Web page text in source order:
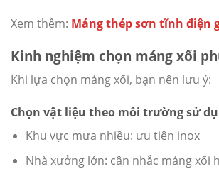
Xem thêm: Máng thép sơn tĩnh điện
Kinh nghiệm chọn máng xối
Khi lựa chọn máng xối, bạn nên lưu ý:
Chọn vật liệu theo môi trường sử
Khu vực mưa nhiều: ưu tiên inox
Nhà xưởng lớn: cân nhắc máng xối